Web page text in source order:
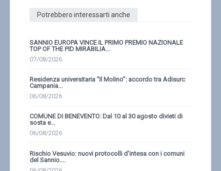
Potrebbero interessarti anche
SANNIO EUROPA VINCE IL PRIMO PREMIO NAZIONALE
TOP OF THE PID MIRABILIA...
07/08/2026
Residenza universitaria “Il Molino”: accordo tra Adisurc
Campania...
06/08/2026
COMUNE DI BENEVENTO: Dal 10 al 30 agosto divieti di
sosta e...
06/08/2026
Rischio Vesuvio: nuovi protocolli d'intesa con i comuni
del Sannio....